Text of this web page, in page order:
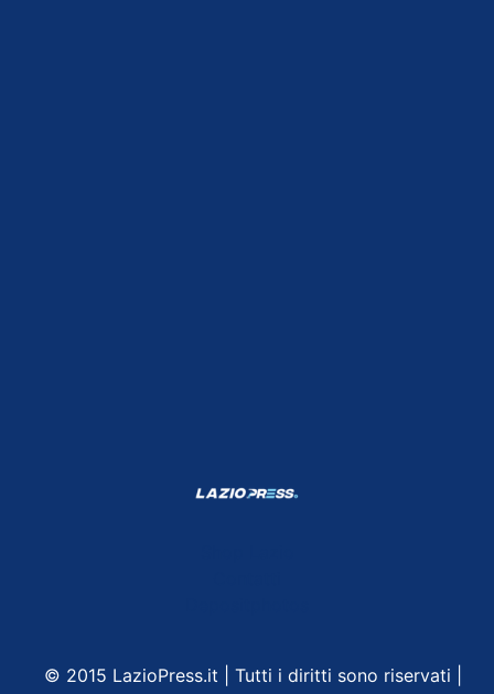
© 2015 LazioPress.it | Tutti i diritti sono riservati |